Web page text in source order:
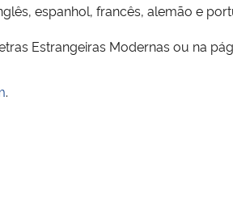
espanhol, francês, alemão e
Estrangeiras Modernas ou na
.